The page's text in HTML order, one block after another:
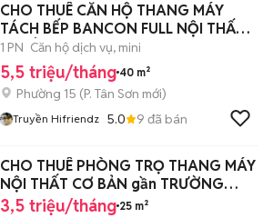
CHO THUÊ CĂN HỘ THANG MÁY
TÁCH BẾP BANCON FULL NỘI THẤT
tại TÂN SƠN
1 PN Căn hộ dịch vụ, mini
5,5 triệu/tháng 40 m²
Phường 15 (P. Tân Sơn mới)
Truyền Hifriendz 5.0 9 đã bán
CHO THUÊ PHÒNG TRỌ THANG MÁY
NỘI THẤT CƠ BẢN gần TRƯỜNG
CHINH
3,5 triệu/tháng 25 m²